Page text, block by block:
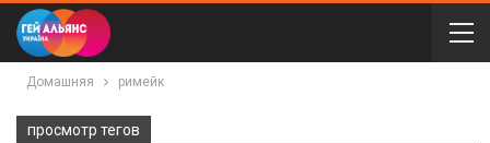
Домашняя римейк
просмотр тегов